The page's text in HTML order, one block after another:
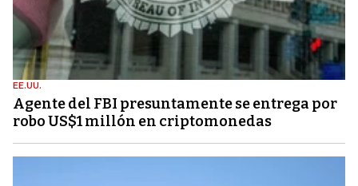
EE.UU.
Agente del FBI presuntamente se entrega por
robo US$1 millón en criptomonedas